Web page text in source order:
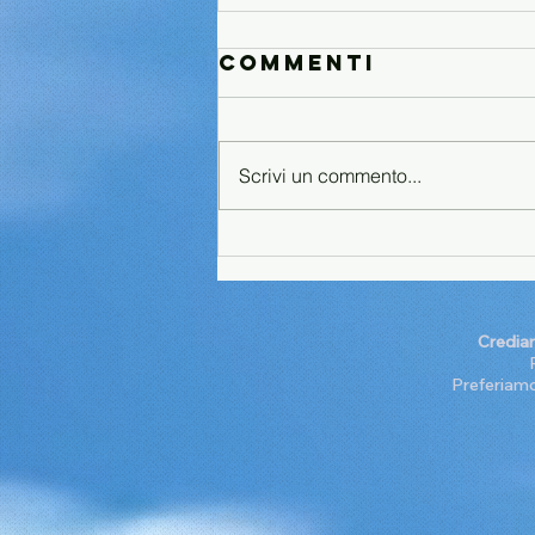
Il Manifesto
dell'Economia
Collaborativa
Commenti
Scrivi un commento...